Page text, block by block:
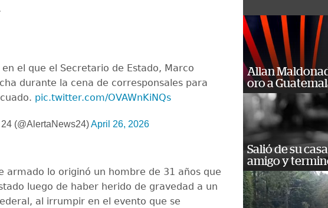
el que el Secretario de Estado, Marco
durante la cena de corresponsales para
pic.twitter.com/OVAWnKiNQs
(@AlertaNews24)April 26, 2026
armado lo originó un hombre de 31 años que
luego de haber herido de gravedad a un
al irrumpir en el evento que se
Allan
oro a
Salió de su
amigo y